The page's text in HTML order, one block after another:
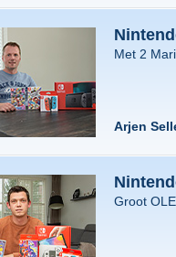
Met 2
Arjen
Groot